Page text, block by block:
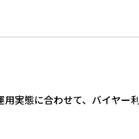
参考上代 600円
実態に合わせて、バイヤー